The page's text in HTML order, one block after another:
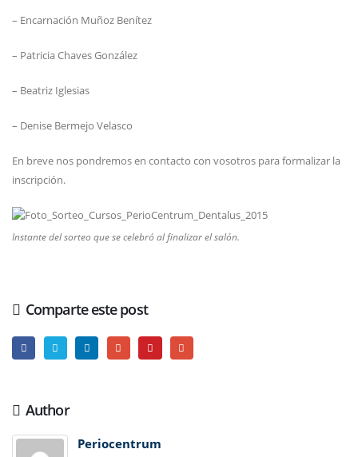
– Encarnación Muñoz Benítez
– Patricia Chaves González
– Beatriz Iglesias
– Denise Bermejo Velasco
En breve nos pondremos en contacto con vosotros para formalizar la
inscripción.
Instante del sorteo que se celebró al finalizar el salón.
Comparte este post
Author
Periocentrum